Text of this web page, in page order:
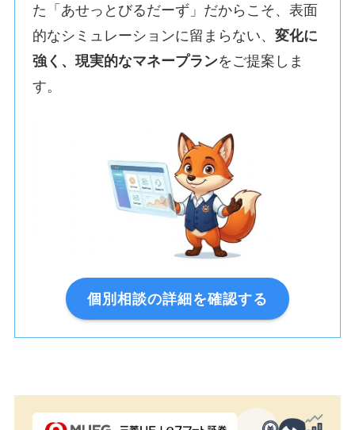
た「あせっとびるだーず」だからこそ、表面
的なシミュレーションに留まらない、変化に
強く、現実的なマネープランをご提案しま
す。
個別相談の詳細を確認する